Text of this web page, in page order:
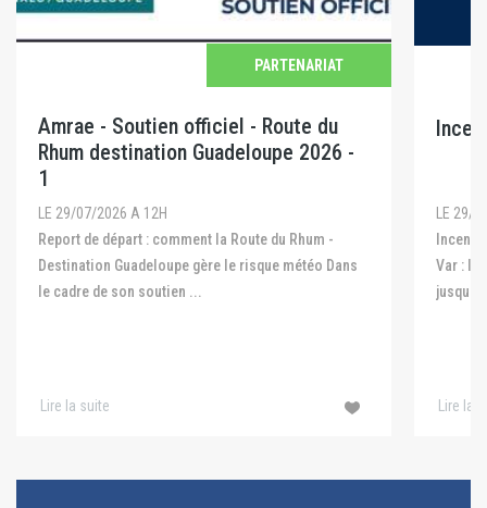
PARTENARIAT
Amrae - Soutien officiel - Route du
Rhum destination Guadeloupe 2026 -
1
LE 29/07/2026 A 12H
Report de départ : comment la Route du Rhum -
Destination Guadeloupe gère le risque météo Dans
le cadre de son soutien ...
Lire la suite
LE 29/
Var : le
Lire la